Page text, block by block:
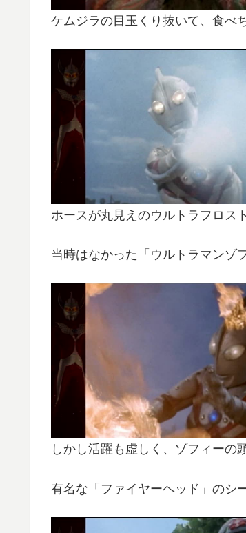
ケムジラの目玉くり抜いて、食べ
ホースが丸見えのウルトラフロス
当時はなかった「ウルトラマンゾ
しかし活躍も虚しく、ゾフィーの
有名な「ファイヤーヘッド」のシ